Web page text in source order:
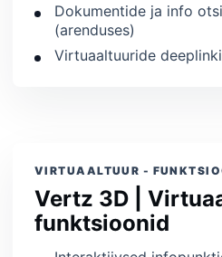
Dokumentide ja info
(arenduses)
Virtuaaltuuride
VIRTUAALTUUR -
Vertz 3D |
funktsioonid